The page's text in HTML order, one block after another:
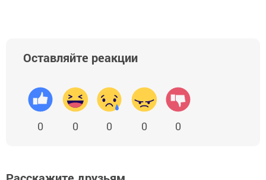
Оставляйте реакции
0 0 0 0 0